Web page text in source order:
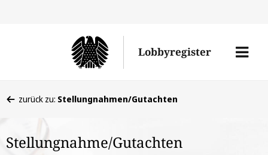
Lobbyregister
Menü
befinden
hier:
zurück zu: Stellungnahmen/Gutachten
Stellungnahme/Gutachten